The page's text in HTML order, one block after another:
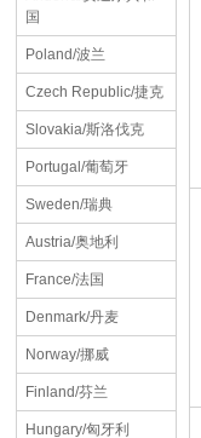
国
Poland/波兰
Czech Republic/捷克
Slovakia/斯洛伐克
Portugal/葡萄牙
Sweden/瑞典
Austria/奥地利
France/法国
Denmark/丹麦
Norway/挪威
Finland/芬兰
Hungary/匈牙利